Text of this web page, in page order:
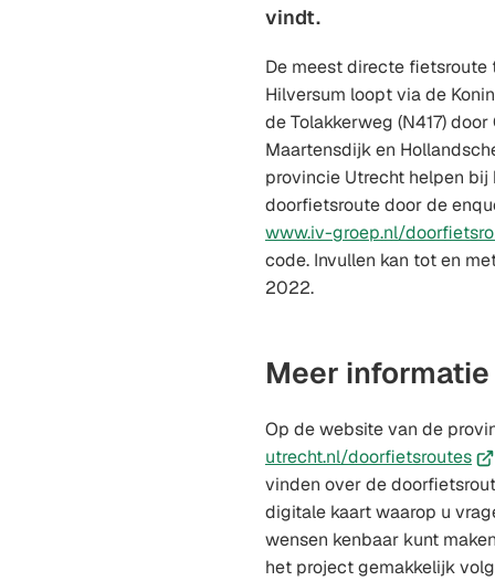
vindt.
De meest directe fietsroute
Hilversum loopt via de
de Tolakkerweg (N417) door
Maartensdijk en
provincie Utrecht helpen
doorfietsroute door de
www.iv-groep.nl/
code. Invullen kan tot en
2022.
Meer
Op de website van de
utrecht.nl/doorfietsroutes
vinden over de
digitale kaart waarop u
wensen kenbaar kunt
het project gemakkelijk